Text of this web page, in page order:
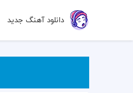
دانلود آهنگ جدید